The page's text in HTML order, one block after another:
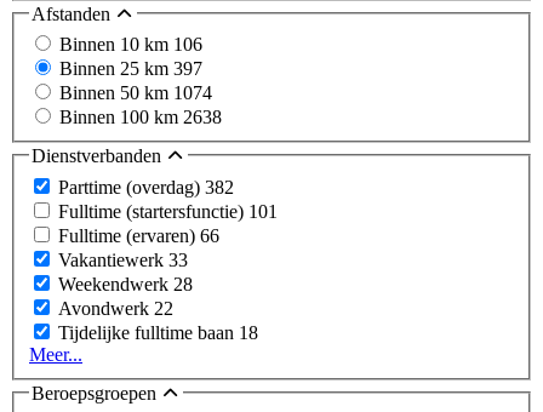
Afstanden
Binnen 10 km 106
Binnen 25 km 397
Binnen 50 km 1074
Binnen 100 km 2638
Dienstverbanden
Parttime (overdag) 382
Fulltime (startersfunctie) 101
Fulltime (ervaren) 66
Vakantiewerk 33
Weekendwerk 28
Avondwerk 22
Tijdelijke fulltime baan 18
Meer...
Beroepsgroepen